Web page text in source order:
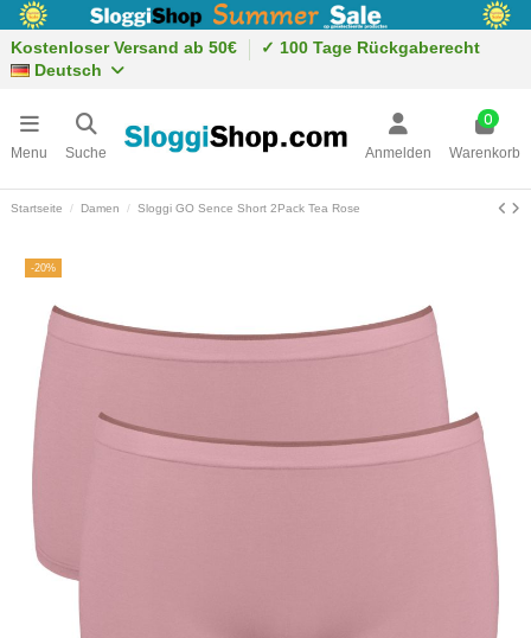
Kostenloser Versand ab 50€
✓ 100 Tage Rückgaberecht
Deutsch
Menu Suche Anmelden
0
Warenkorb
Startseite Damen Sloggi GO Sence Short 2Pack Tea Rose
-20%